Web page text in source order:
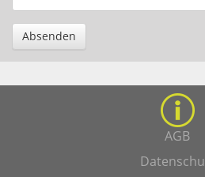
Absenden
AGB